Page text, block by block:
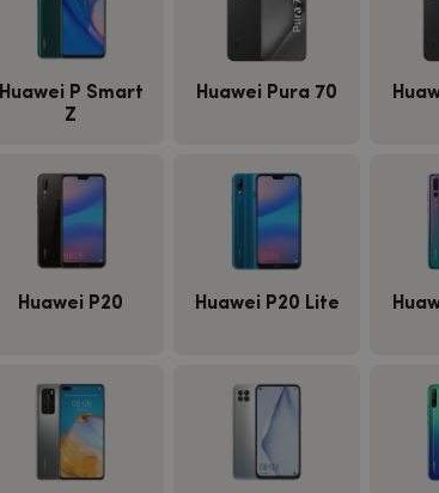
Huawei P Smart
Z
Huawei Pura 70
Huawei P20 Huawei P20 Lite